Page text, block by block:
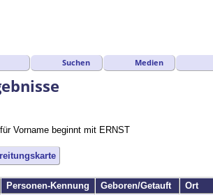
Suchen Medien
Vorname beginnt mit ERNST
Personen-Kennung Geboren/Getauft
Ort